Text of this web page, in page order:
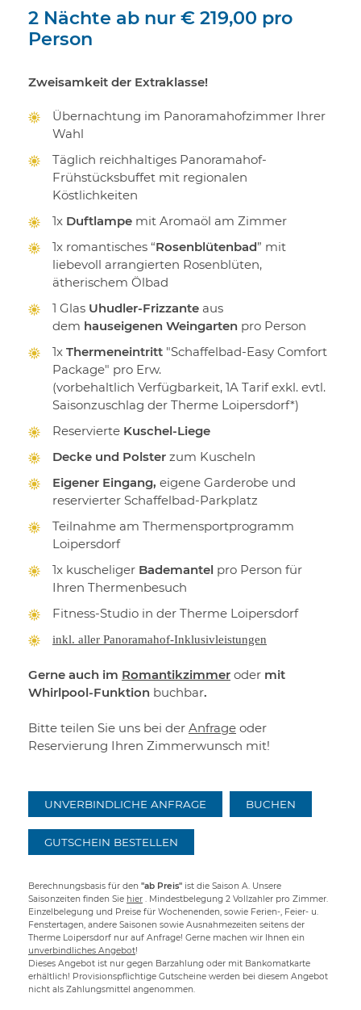
2 Nächte ab nur € 219,00 pro
Person
Zweisamkeit der Extraklasse!
Übernachtung im Panoramahofzimmer Ihrer
Wahl
Täglich reichhaltiges Panoramahof-
Frühstücksbuffet mit regionalen
Köstlichkeiten
1x Duftlampe mit Aromaöl am Zimmer
1x romantisches “Rosenblütenbad” mit
liebevoll arrangierten Rosenblüten,
ätherischem Ölbad
1 Glas Uhudler-Frizzante aus
dem hauseigenen Weingarten pro Person
1x Thermeneintritt "Schaffelbad-Easy Comfort
Package" pro Erw.
(vorbehaltlich Verfügbarkeit, 1A Tarif exkl. evtl.
Saisonzuschlag der Therme Loipersdorf*)
Reservierte Kuschel-Liege
Decke und Polster zum Kuscheln
Eigener Eingang, eigene Garderobe und
reservierter Schaffelbad-Parkplatz
Teilnahme am Thermensportprogramm
Loipersdorf
1x kuscheliger Bademantel pro Person für
Ihren Thermenbesuch
Fitness-Studio in der Therme Loipersdorf
inkl. aller Panoramahof-Inklusivleistungen
Gerne auch im Romantikzimmer oder mit
Whirlpool-Funktion buchbar.
Bitte teilen Sie uns bei der Anfrage oder
Reservierung Ihren Zimmerwunsch mit!
UNVERBINDLICHE ANFRAGE BUCHEN
GUTSCHEIN BESTELLEN
Berechnungsbasis für den "ab Preis" ist die Saison A. Unsere
Saisonzeiten finden Sie hier . Mindestbelegung 2 Vollzahler pro Zimmer.
Einzelbelegung und Preise für Wochenenden, sowie Ferien-, Feier- u.
Fenstertagen, andere Saisonen sowie Ausnahmezeiten seitens der
Therme Loipersdorf nur auf Anfrage! Gerne machen wir Ihnen ein
unverbindliches Angebot!
Dieses Angebot ist nur gegen Barzahlung oder mit Bankomatkarte
erhältlich! Provisionspflichtige Gutscheine werden bei diesem Angebot
nicht als Zahlungsmittel angenommen.